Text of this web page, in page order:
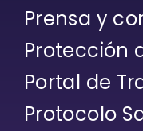
Prensa y
Protección
Portal de
Protocolo